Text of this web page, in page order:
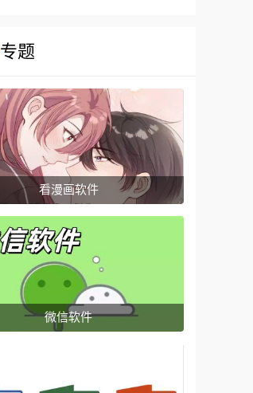
专题
看漫画软件
微信软件